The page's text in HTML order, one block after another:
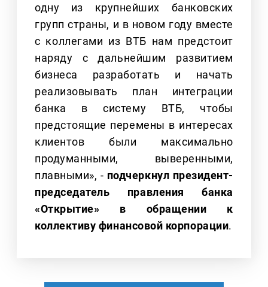
одну из крупнейших банковских
групп страны, и в новом году вместе
с коллегами из ВТБ нам предстоит
наряду с дальнейшим развитием
бизнеса разработать и начать
реализовывать план интеграции
банка в систему ВТБ, чтобы
предстоящие перемены в интересах
клиентов были максимально
продуманными, выверенными,
плавными», - подчеркнул президент-
председатель правления банка
«Открытие» в обращении к
коллективу финансовой корпорации.